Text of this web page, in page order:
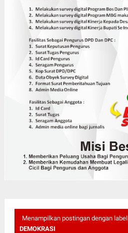
Menampilkan postingan dengan label
DEMOKRASI